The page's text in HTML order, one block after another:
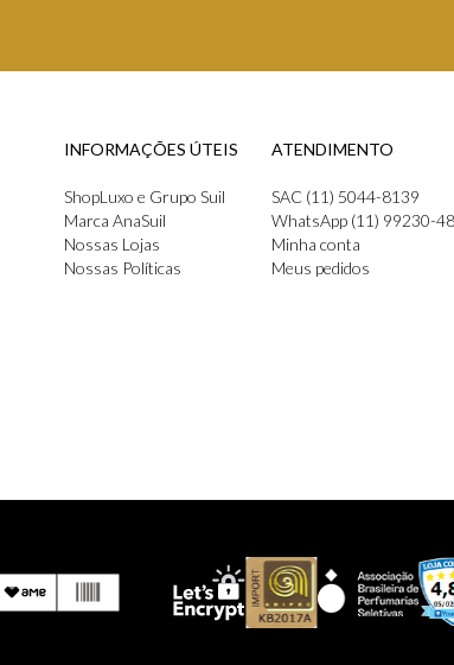
INFORMAÇÕES ÚTEIS
ShopLuxo e Grupo Suil
Marca AnaSuil
Nossas Lojas
Nossas Políticas
ATENDIMENTO
SAC (11) 5044-8139
WhatsApp (11) 99230-
Minha conta
Meus pedidos